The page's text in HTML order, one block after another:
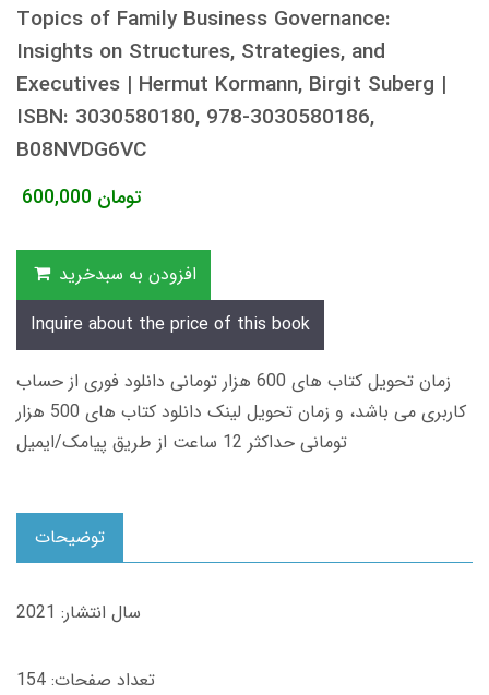
Topics of Family Business Governance:
Insights on Structures, Strategies, and
Executives | Hermut Kormann, Birgit Suberg |
ISBN: 3030580180, 978-3030580186,
B08NVDG6VC
600,000 تومان
افزودن به سبدخرید
Inquire about the price of this book
زمان تحویل کتاب های 600 هزار تومانی دانلود فوری از حساب
کاربری می باشد، و زمان تحویل لینک دانلود کتاب های 500 هزار
تومانی حداکثر 12 ساعت از طریق پیامک/ایمیل
توضیحات
سال انتشار: 2021
تعداد صفحات: 154